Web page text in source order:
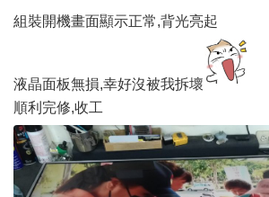
組裝開機畫面顯示正常,背光亮起
液晶面板無損,幸好沒被我拆壞
順利完修,收工